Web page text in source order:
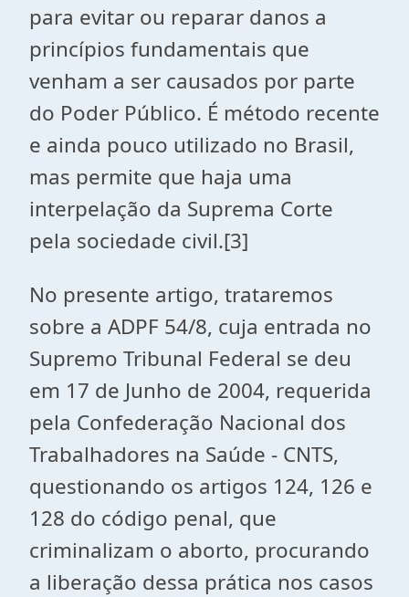
para evitar ou reparar danos a
princípios fundamentais que
venham a ser causados por parte
do Poder Público. É método recente
e ainda pouco utilizado no Brasil,
mas permite que haja uma
interpelação da Suprema Corte
pela sociedade civil.[3]
No presente artigo, trataremos
sobre a ADPF 54/8, cuja entrada no
Supremo Tribunal Federal se deu
em 17 de Junho de 2004, requerida
pela Confederação Nacional dos
Trabalhadores na Saúde - CNTS,
questionando os artigos 124, 126 e
128 do código penal, que
criminalizam o aborto, procurando
a liberação dessa prática nos casos